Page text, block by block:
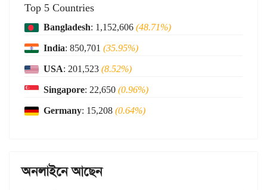
Top 5 Countries
Bangladesh: 1,152,606(48.71%)
India: 850,701 (35.95%)
USA: 201,523(8.52%)
Singapore: 22,650(0.96%)
Germany: 15,208(0.64%)
অনলাইনে আছেন